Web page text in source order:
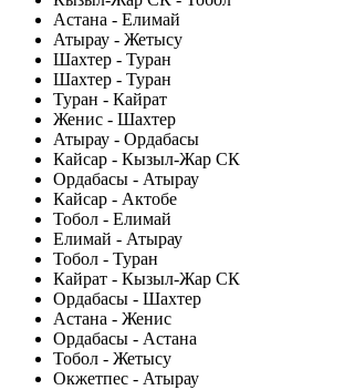
Астана - Елимай
Атырау - Жетысу
Шахтер - Туран
Шахтер - Туран
Туран - Кайрат
Женис - Шахтер
Атырау - Ордабасы
Кайсар - Кызыл-Жар СК
Ордабасы - Атырау
Кайсар - Актобе
Тобол - Елимай
Елимай - Атырау
Тобол - Туран
Кайрат - Кызыл-Жар СК
Ордабасы - Шахтер
Астана - Женис
Ордабасы - Астана
Тобол - Жетысу
Окжетпес - Атырау